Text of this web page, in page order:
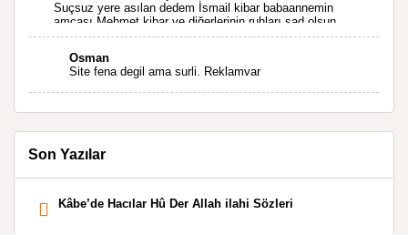
Suçsuz yere asılan dedem İsmail kibar babaannemin
amcası Mehmet kibar ve diğerlerinin ruhları şad olsun.
Kahrolsun Cemal paşa
Osman
Site fena degil ama surli. Reklamvar
Son Yazılar
Kâbe’de Hacılar Hû Der Allah ilahi Sözleri